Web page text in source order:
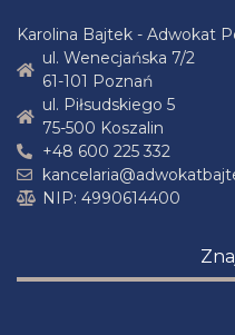
Karolina Bajtek - Adwokat
ul. Wenecjańska 7/2
61-101 Poznań
ul. Piłsudskiego 5
75-500 Koszalin
+48 600 225 332
NIP: 4990614400